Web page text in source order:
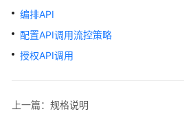
治
理
方
法
快
编排API
配置API调用流控策略
授权API调用
上一篇：规格说明